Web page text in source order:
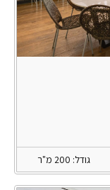
גודל: 200 מ"ר